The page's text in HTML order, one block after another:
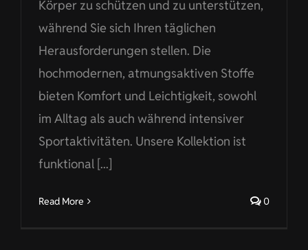
Körper zu schützen und zu unterstützen,
während Sie sich Ihren täglichen
Herausforderungen stellen. Die
hochmodernen, atmungsaktiven Stoffe
bieten Komfort und Leichtigkeit, sowohl
im Alltag als auch während intensiver
Sportaktivitäten. Unsere Kollektion ist
funktional [...]
Read More 0